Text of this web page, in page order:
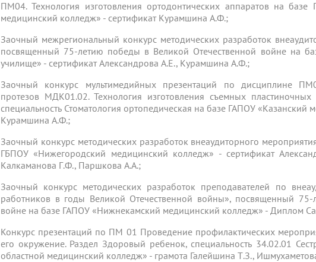
ПМ04. Технология изготовления ортодонтических аппаратов на
медицинский колледж» - сертификат Курамшина А.Ф.;
Заочный межрегиональный конкурс методических разработок
посвященный 75-летию победы в Великой Отечественной войне на
училище» - сертификат Александрова А.Е., Курамшина А.Ф.;
Заочный конкурс мультимедийных презентаций по дисциплине
протезов МДК01.02. Технология изготовления съемных
специальность Стоматология ортопедическая на базе ГАПОУ
Курамшина А.Ф.;
Заочный конкурс методических разработок внеаудиторного
ГБПОУ «Нижегородский медицинский колледж» - сертификат
Калкаманова Г.Ф., Паршкова А.А.;
Заочный конкурс методических разработок преподавателей по
работников в годы Великой Отечественной войны», посвященный
войне на базе ГАПОУ «Нижнекамский медицинский колледж» - Диплом
Конкурс презентаций по ПМ 01 Проведение профилактических
его окружение. Раздел Здоровый ребенок, специальность 34.02.01
областной медицинский колледж» - грамота Галейшина Т.З.,